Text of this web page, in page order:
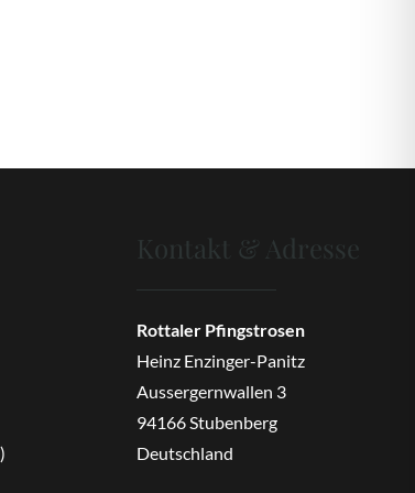
Kontakt & Adresse
Rottaler Pfingstrosen
Heinz Enzinger-Panitz
Aussergernwallen 3
94166 Stubenberg
Deutschland